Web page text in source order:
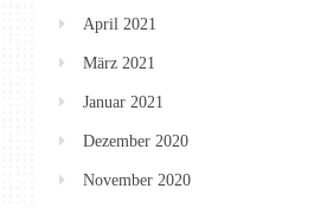
April 2021
März 2021
Januar 2021
Dezember 2020
November 2020